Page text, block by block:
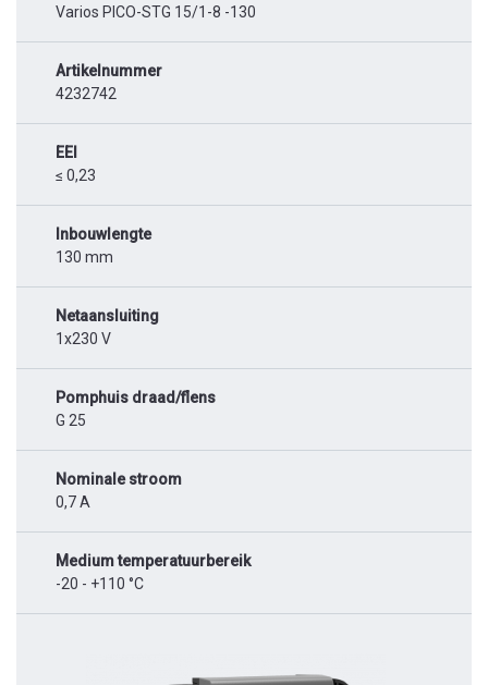
Varios PICO-STG 15/1-8 -130
Artikelnummer
4232742
EEI
≤ 0,23
Inbouwlengte
130 mm
Netaansluiting
1x230 V
Pomphuis draad/flens
G 25
Nominale stroom
0,7 A
Medium temperatuurbereik
-20 - +110 °C